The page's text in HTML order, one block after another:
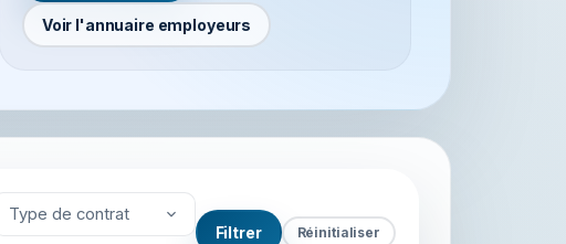
Voir l'annuaire employeurs
Type de contrat
Filtrer Réinitialiser